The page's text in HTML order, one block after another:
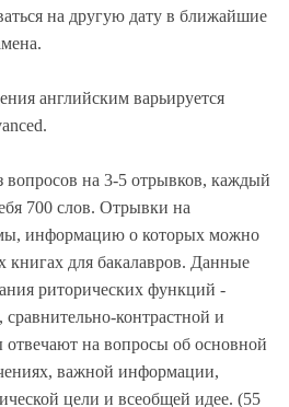
на другую дату в ближайшие
английским варьируется
вопросов на 3-5 отрывков, каждый
700 слов. Отрывки на
информацию о которых можно
книгах для бакалавров. Данные
риторических функций -
контрастной и
на вопросы об основной
важной информации,
цели и всеобщей идее. (55